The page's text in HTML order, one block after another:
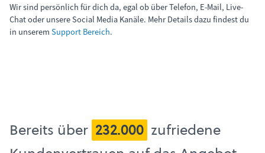
Wir sind persönlich für dich da, egal ob über Telefon, E-Mail, Live-
Chat oder unsere Social Media Kanäle. Mehr Details dazu findest du
in unseremSupport Bereich.
Bereits über 232.000 zufriedene